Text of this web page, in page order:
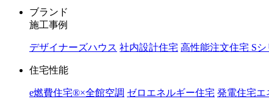
ブランド
施工事例
デザイナーズハウス 社内設計住宅 高性能注文住宅 S
住宅性能
e燃費住宅®︎×全館空調 ゼロエネルギー住宅 発電住宅